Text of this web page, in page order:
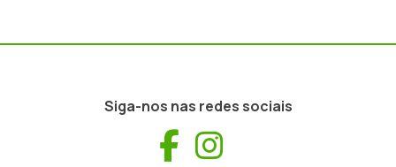
Siga-nos nas redes sociais
Facebook